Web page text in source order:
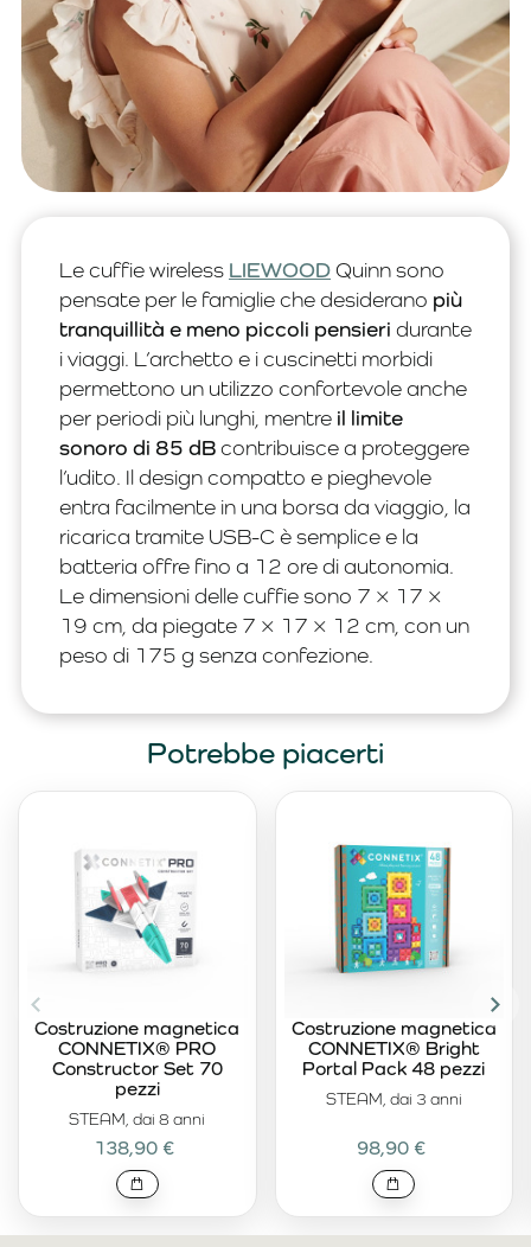
Le cuffie wireless LIEWOODQuinn sono
pensate per le famiglie che desiderano più
tranquillità e meno piccoli pensieri durante
i viaggi. L’archetto e i cuscinetti morbidi
permettono un utilizzo confortevole anche
per periodi più lunghi, mentre il limite
sonoro di 85 dBcontribuisce a proteggere
l’udito. Il design compatto e pieghevole
entra facilmente in una borsa da viaggio, la
ricarica tramite USB-C è semplice e la
batteria offre fino a 12 ore di autonomia.
Le dimensioni delle cuffie sono 7 × 17 ×
19 cm, da piegate 7 × 17 × 12 cm, con un
peso di 175 g senza confezione.
Potrebbe piacerti
STEAM, dai 8 anni
Costruzione magnetica
CONNETIX® PRO
Constructor Set 70
pezzi
138,90 €
STEAM, dai 3 anni
Costruzione magnetica
CONNETIX® Bright
Portal Pack 48 pezzi
98,90 €